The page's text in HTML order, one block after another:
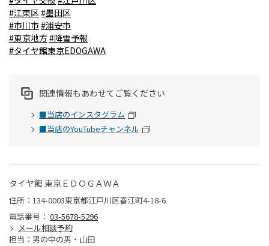
#江東区#墨田区
#市川市 #浦安市
#東京地方#降雪予報
#タイヤ館東京EDOGAWA
関連情報もあわせてご覧ください
■当店のインスタグラム
■当店のYouTubeチャンネル
タイヤ館 東京ＥＤＯＧＡＷＡ
住所：134-0003東京都江戸川区春江町4-18-6
電話番号： 03-5678-5296
メール相談予約
担当：男の中の男・山田